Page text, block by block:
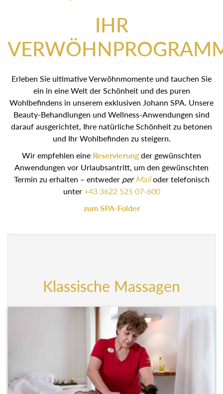
IHR
Erleben Sie ultimative Verwöhnmomente und tauchen Sie
ein in eine Welt der Schönheit und des puren
Wohlbefindens in unserem exklusiven Johann SPA. Unsere
Beauty-Behandlungen und Wellness-Anwendungen sind
darauf ausgerichtet, Ihre natürliche Schönheit zu betonen
und Ihr Wohlbefinden zu steigern.
Wir empfehlen eine Reservierungder gewünschten
Anwendungen vor Urlaubsantritt, um den gewünschten
Termin zu erhalten – entweder per Mailoder telefonisch
unter +43 3622 525 07-600
zum SPA-Folder
Klassische Massagen